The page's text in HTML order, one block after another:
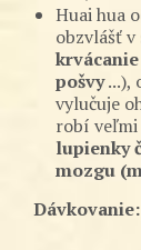
Huai hua
obzvlášť
pošvy...),
vylučuje
robí
lupienky
mozgu
Dávkovanie: